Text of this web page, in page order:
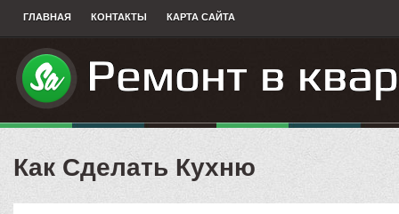
ГЛАВНАЯ КОНТАКТЫ КАРТА САЙТА
Как Сделать Кухню